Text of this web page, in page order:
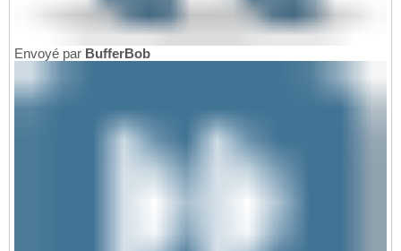
Envoyé par BufferBob